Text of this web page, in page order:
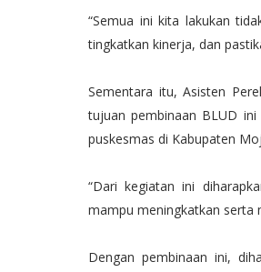
“Semua ini kita lakukan
tingkatkan kinerja, dan
Sementara itu, Asisten
tujuan pembinaan BLUD
puskesmas di Kabupaten
“Dari kegiatan ini
mampu meningkatkan serta
Dengan pembinaan ini,